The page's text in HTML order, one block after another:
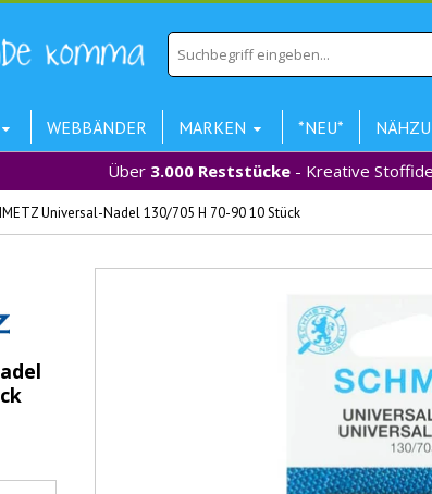
WEBBÄNDER MARKEN *NEU*
Über 3.000 Reststücke - Kreative
Universal-Nadel 130/705 H 70-90 10 Stück